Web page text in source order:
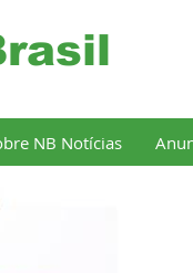
NB Notícias